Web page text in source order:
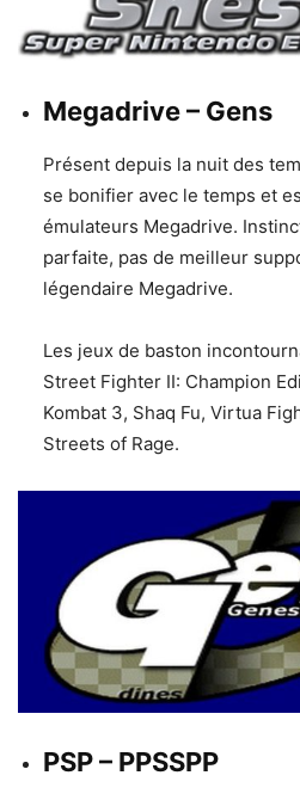
Megadrive – Gens
Présent depuis la nuit des
se bonifier avec le temps et
émulateurs Megadrive.
parfaite, pas de meilleur
légendaire Megadrive.
Les jeux de baston
Street Fighter II: Champion
Kombat 3, Shaq Fu, Virtua
Streets of Rage.
PSP – PPSSPP